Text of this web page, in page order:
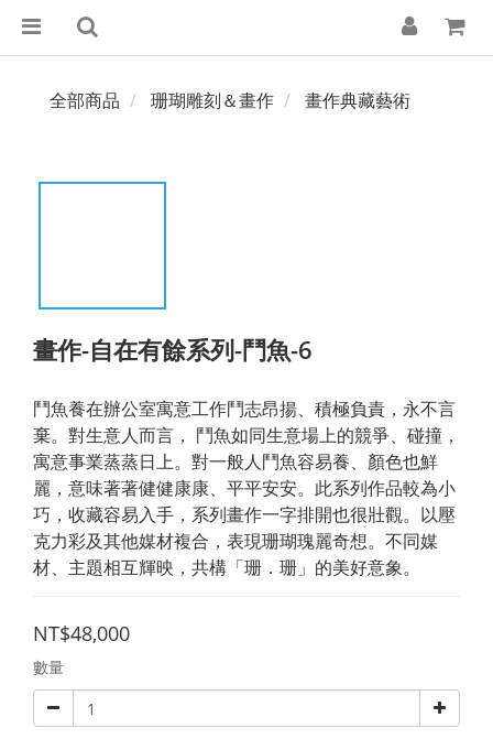
全部商品 珊瑚雕刻＆畫作 畫作典藏藝術
畫作-自在有餘系列-鬥魚-6
鬥魚養在辦公室寓意工作鬥志昂揚、積極負責，永不言
棄。對生意人而言， 鬥魚如同生意場上的競爭、碰撞，
寓意事業蒸蒸日上。對一般人鬥魚容易養、顏色也鮮
麗，意味著著健健康康、平平安安。此系列作品較為小
巧，收藏容易入手，系列畫作一字排開也很壯觀。以壓
克力彩及其他媒材複合，表現珊瑚瑰麗奇想。不同媒
材、主題相互輝映，共構「珊．珊」的美好意象。
NT$48,000
數量